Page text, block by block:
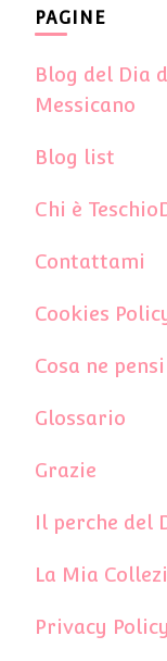
PAGINE
Blog del Dia
Messicano
Blog list
Chi è
Contattami
Cookies
Cosa ne
Glossario
Grazie
Il perche del
La Mia
Privacy Policy